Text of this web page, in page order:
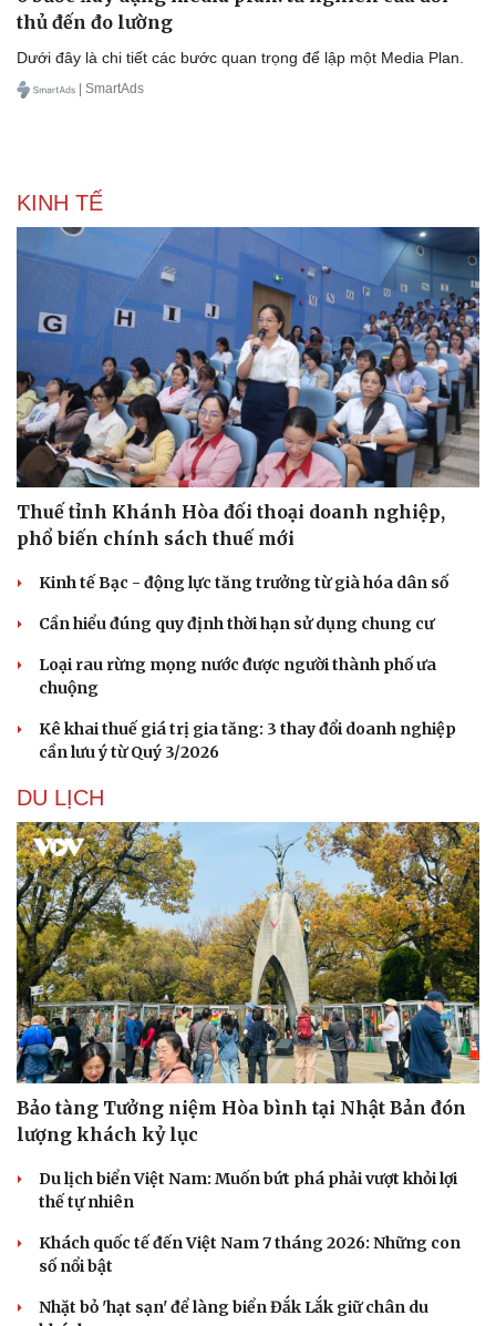
Thông tin doanh nghiệp
thủ đến đo lường
Dưới đây là chi tiết các bước quan trọng để lập một Media Plan.
| SmartAds
KINH TẾ
Thuế tỉnh Khánh Hòa đối thoại doanh nghiệp,
phổ biến chính sách thuế mới
Kinh tế Bạc - động lực tăng trưởng từ già hóa dân số
Cần hiểu đúng quy định thời hạn sử dụng chung cư
Loại rau rừng mọng nước được người thành phố ưa
chuộng
Kê khai thuế giá trị gia tăng: 3 thay đổi doanh nghiệp
cần lưu ý từ Quý 3/2026
DU LỊCH
Bảo tàng Tưởng niệm Hòa bình tại Nhật Bản đón
lượng khách kỷ lục
Du lịch biển Việt Nam: Muốn bứt phá phải vượt khỏi lợi
thế tự nhiên
Khách quốc tế đến Việt Nam 7 tháng 2026: Những con
số nổi bật
Nhặt bỏ 'hạt sạn' để làng biển Đắk Lắk giữ chân du